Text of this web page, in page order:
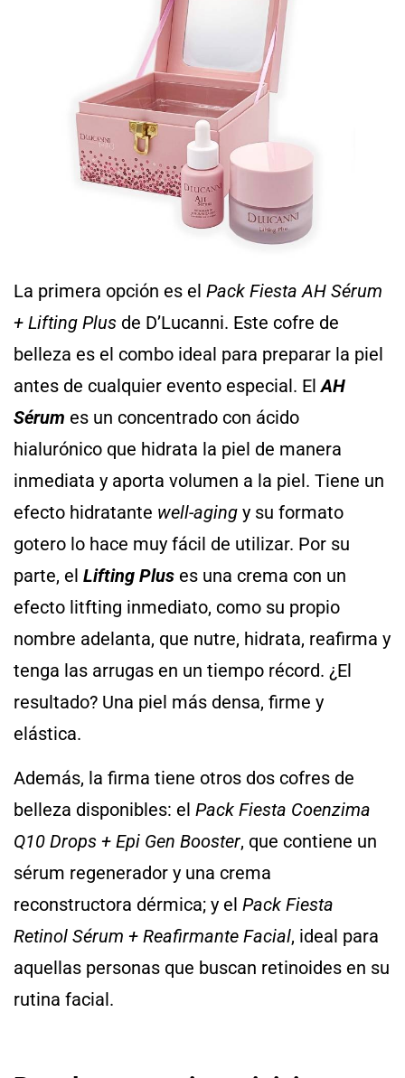
La primera opción es el Pack Fiesta AH Sérum
+ Lifting Plus de D’Lucanni. Este cofre de
belleza es el combo ideal para preparar la piel
antes de cualquier evento especial. ElAH
Sérum es un concentrado con ácido
hialurónico que hidrata la piel de manera
inmediata y aporta volumen a la piel. Tiene un
efecto hidratante well-aging y su formato
gotero lo hace muy fácil de utilizar. Por su
parte, el Lifting Plus es una crema con un
efecto litfting inmediato, como su propio
nombre adelanta, que nutre, hidrata, reafirma y
tenga las arrugas en un tiempo récord. ¿El
resultado? Una piel más densa, firme y
elástica.
Además, la firma tiene otros dos cofres de
belleza disponibles: el Pack Fiesta Coenzima
Q10 Drops + Epi Gen Booster, que contiene un
sérum regenerador y una crema
reconstructora dérmica; y el Pack Fiesta
Retinol Sérum + Reafirmante Facial, ideal para
aquellas personas que buscan retinoides en su
rutina facial.